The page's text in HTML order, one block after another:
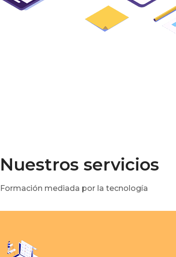
Nuestros servicios
Formación mediada por la tecnología